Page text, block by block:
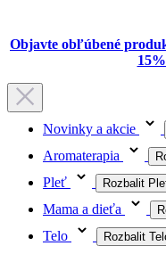
Objavte obľúbené
Novinky a akcie
Aromaterapia
Pleť Rozbalit
Mama a dieťa
Telo Rozbalit